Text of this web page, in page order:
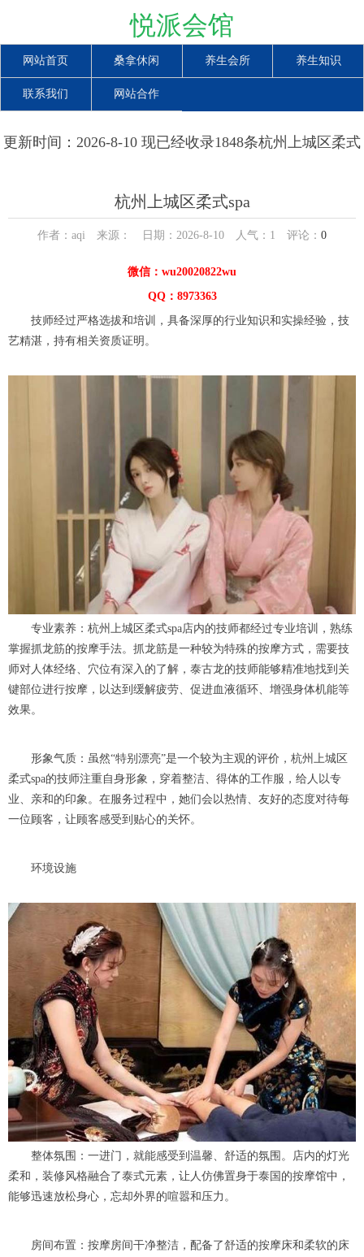
悦派会馆
网站首页 桑拿休闲 养生会所 养生知识
联系我们 网站合作
更新时间：2026-8-10 现已经收录1848条杭州上城区柔式
杭州上城区柔式spa
作者：aqi 来源： 日期：2026-8-10 人气： 1 评论： 0
微信：wu20020822wu
QQ：8973363
技师经过严格选拔和培训，具备深厚的行业知识和实操经验，技
艺精湛，持有相关资质证明。
专业素养：杭州上城区柔式spa店内的技师都经过专业培训，熟练
掌握抓龙筋的按摩手法。抓龙筋是一种较为特殊的按摩方式，需要技
师对人体经络、穴位有深入的了解，泰古龙的技师能够精准地找到关
键部位进行按摩，以达到缓解疲劳、促进血液循环、增强身体机能等
效果。
形象气质：虽然“特别漂亮”是一个较为主观的评价，杭州上城区
柔式spa的技师注重自身形象，穿着整洁、得体的工作服，给人以专
业、亲和的印象。在服务过程中，她们会以热情、友好的态度对待每
一位顾客，让顾客感受到贴心的关怀。
环境设施
整体氛围：一进门，就能感受到温馨、舒适的氛围。店内的灯光
柔和，装修风格融合了泰式元素，让人仿佛置身于泰国的按摩馆中，
能够迅速放松身心，忘却外界的喧嚣和压力。
房间布置：按摩房间干净整洁，配备了舒适的按摩床和柔软的床